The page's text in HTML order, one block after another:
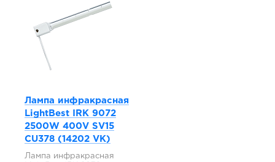
Лампа инфракрасная
LightBest IRK 9072
2500W 400V SV15
СU378 (14202 VK)
Лампа инфракрасная